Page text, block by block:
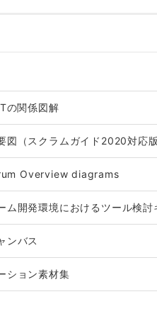
の関係図解
図（スクラムガイド2020対応版
Overview diagrams
ム開発環境におけるツール検討
ンバス
ション素材集